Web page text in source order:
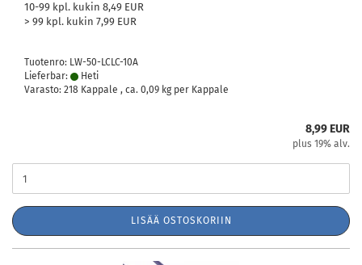
10-99 kpl. kukin 8,49 EUR
> 99 kpl. kukin 7,99 EUR
Tuotenro: LW-50-LCLC-10A
Lieferbar:
Heti
Varasto: 218 Kappale , ca. 0,09 kg per Kappale
8,99 EUR
plus 19% alv.
LISÄÄ OSTOSKORIIN